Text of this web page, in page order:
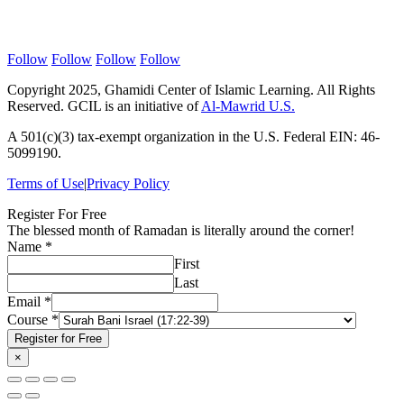
Follow Follow Follow Follow
Copyright 2025, Ghamidi Center of Islamic Learning. All Rights
Reserved. GCIL is an initiative ofAl-Mawrid U.S.
A 501(c)(3) tax-exempt organization in the U.S. Federal EIN: 46-
5099190.
Terms of Use|Privacy Policy
Register For Free
The blessed month of Ramadan is literally around the corner!
Course
Name
Name *
First
Last
Email *
Course *
Register for Free
×